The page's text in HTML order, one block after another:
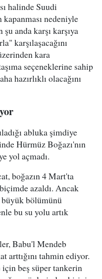
halinde Suudi
nedeniyle
anda karşı karşıya
karşılaşacağını
kara
seçeneklerine sahip
hazırlıklı olacağını
abluka şimdiye
Hürmüz Boğazı'nın
yol açmadı.
boğazın 4 Mart'ta
azaldı. Ancak
büyük bölümünü
bu su yolu artık
Babu'l Mendeb
arttığını tahmin ediyor.
beş süper tankerin